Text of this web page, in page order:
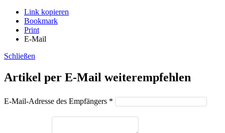
Link kopieren
Bookmark
Print
E-Mail
Schließen
Artikel per E-Mail weiterempfehlen
E-Mail-Adresse des Empfängers *